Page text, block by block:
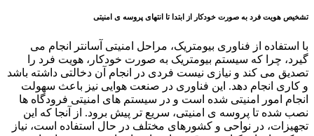
تشخیص هویت فرد به صورت خودکار از ابتدا تا انتهای پروسه ی امنیتی
با استفاده از فناوری بیومتریک، مراحل امنیتی آسانتر انجام می
گیرد، چرا که سیستم بیومتریک به صورت خودکار، هویت فرد را
تصدیق می کند و نیازی نیست فردی در انجام آن دخالتی داشته باشد
و کاری انجام دهد. این فناوری در صنعت هوایی نیز باعث سهولت
انجام امور امنیتی شده است و در سیستم های امنیتی فرودگاه ها
نصب شده تا پروسه ی امنیتی، سریع تر پیش برود. از آنجا که این
تجهیزات، در نواحی و کشورهای مختلف در حال استفاده است، نیاز